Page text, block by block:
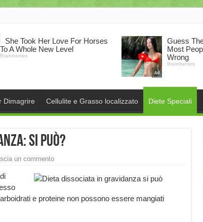
Dimagrire Cellulite e Grasso localizzato Diete Speciali
si può?
un commento
e proteine non possono essere mangiati